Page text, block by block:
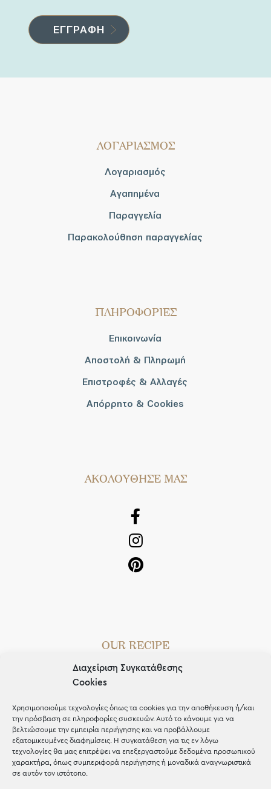
Διαχείριση Συγκατάθεσης
Cookies
Χρησιμοποιούμε τεχνολογίες όπως τα cookies για την αποθήκευση ή/και
την πρόσβαση σε πληροφορίες συσκευών. Αυτό το κάνουμε για να
βελτιώσουμε την εμπειρία περιήγησης και να προβάλλουμε
εξατομικευμένες διαφημίσεις. Η συγκατάθεση για τις εν λόγω
τεχνολογίες θα μας επιτρέψει να επεξεργαστούμε δεδομένα προσωπικού
χαρακτήρα, όπως συμπεριφορά περιήγησης ή μοναδικά αναγνωριστικά
σε αυτόν τον ιστότοπο.
ΛΟΓΑΡΙΑΣΜΟΣ
Λογαριασμός
Αγαπημένα
Παραγγελία
Παρακολούθηση παραγγελίας
ΠΛΗΡΟΦΟΡΙΕΣ
Επικοινωνία
Αποστολή & Πληρωμή
Επιστροφές & Αλλαγές
Απόρρητο & Cookies
AΚΟΛΟΥΘΗΣΕ ΜΑΣ
OUR RECIPE
Gifts
Blog
Shop the look